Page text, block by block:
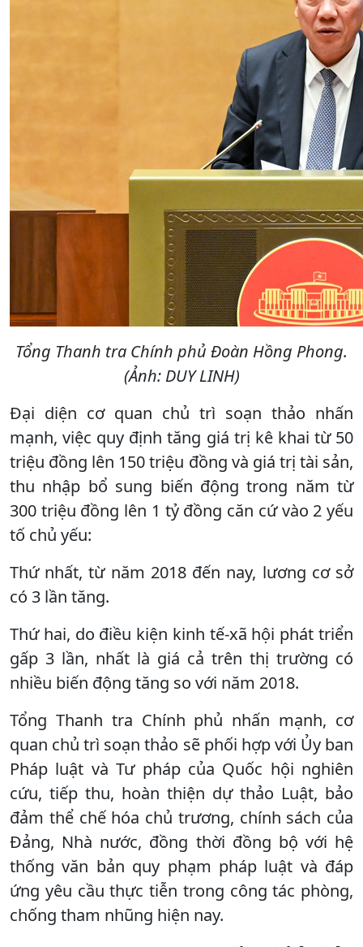
Tổng Thanh tra Chính phủ Đoàn Hồng Phong.
(Ảnh: DUY LINH)
Đại diện cơ quan chủ trì soạn thảo nhấn
mạnh, việc quy định tăng giá trị kê khai từ 50
triệu đồng lên 150 triệu đồng và giá trị tài sản,
thu nhập bổ sung biến động trong năm từ
300 triệu đồng lên 1 tỷ đồng căn cứ vào 2 yếu
tố chủ yếu:
Thứ nhất, từ năm 2018 đến nay, lương cơ sở
có 3 lần tăng.
Thứ hai, do điều kiện kinh tế-xã hội phát triển
gấp 3 lần, nhất là giá cả trên thị trường có
nhiều biến động tăng so với năm 2018.
Tổng Thanh tra Chính phủ nhấn mạnh, cơ
quan chủ trì soạn thảo sẽ phối hợp với Ủy ban
Pháp luật và Tư pháp của Quốc hội nghiên
cứu, tiếp thu, hoàn thiện dự thảo Luật, bảo
đảm thể chế hóa chủ trương, chính sách của
Đảng, Nhà nước, đồng thời đồng bộ với hệ
thống văn bản quy phạm pháp luật và đáp
ứng yêu cầu thực tiễn trong công tác phòng,
chống tham nhũng hiện nay.